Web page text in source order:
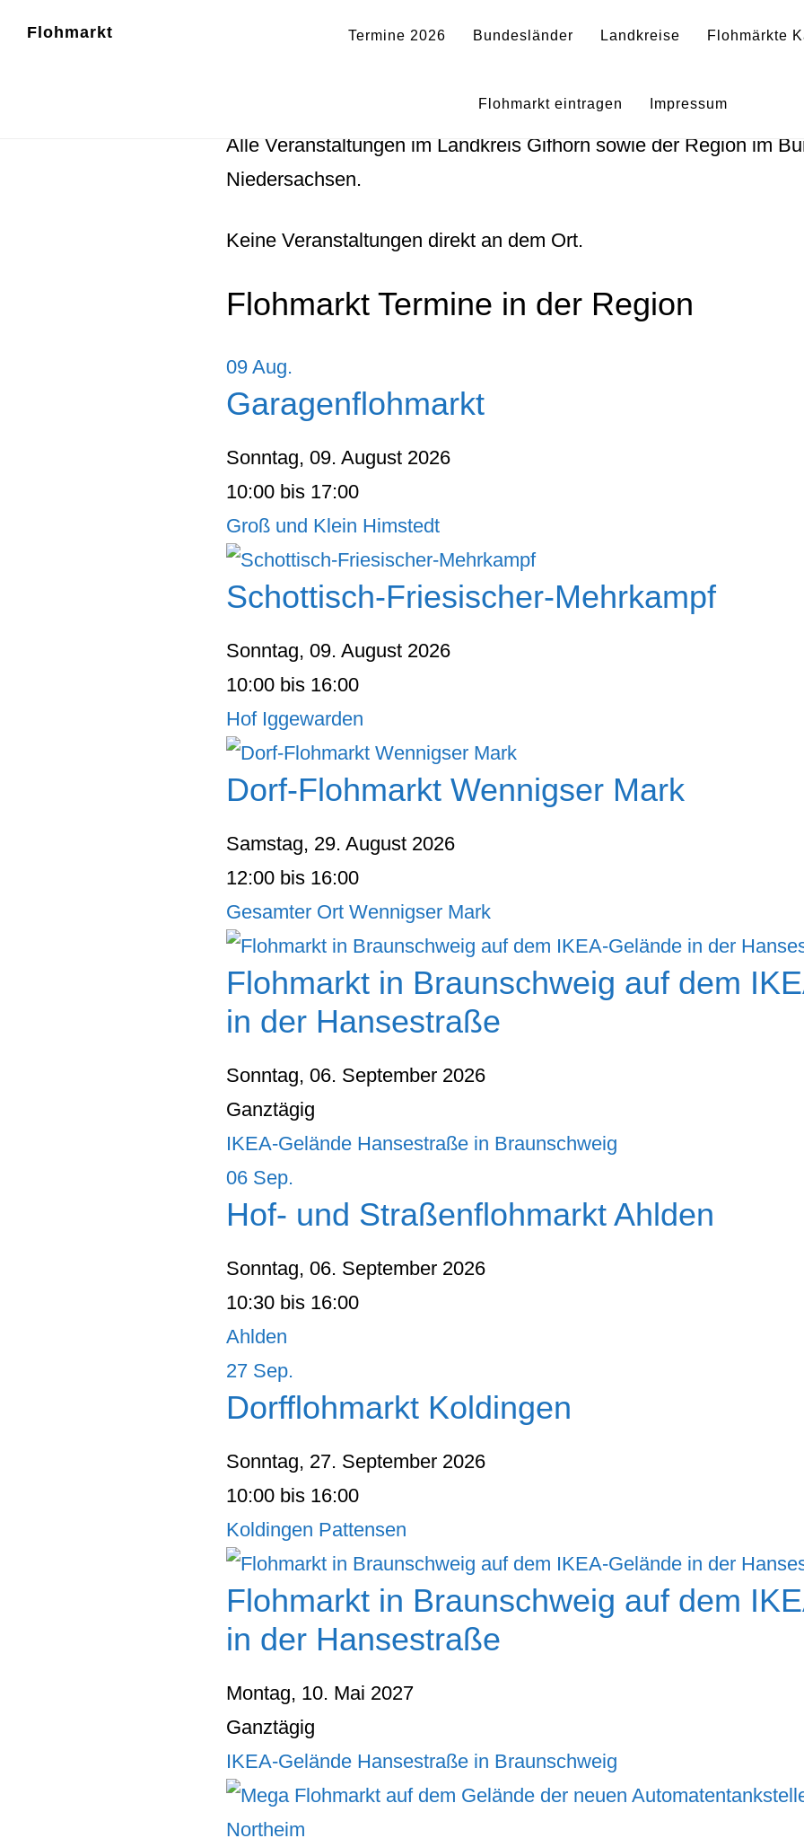
Flohmarkt Termine 2026 Bundesländer Landkreise Flohmärkte
Flohmarkt eintragen Impressum
Flohmärkte in Gifhorn und der Umgebung
Alle Veranstaltungen im Landkreis Gifhorn sowie der Region im
Niedersachsen.
Keine Veranstaltungen direkt an dem Ort.
Flohmarkt Termine in der Region
09 Aug.
Garagenflohmarkt
Sonntag, 09. August 2026
10:00 bis 17:00
Groß und Klein Himstedt
Schottisch-Friesischer-Mehrkampf
Sonntag, 09. August 2026
10:00 bis 16:00
Hof Iggewarden
Dorf-Flohmarkt Wennigser Mark
Samstag, 29. August 2026
12:00 bis 16:00
Gesamter Ort Wennigser Mark
Flohmarkt in Braunschweig auf dem
in der Hansestraße
Sonntag, 06. September 2026
Ganztägig
IKEA-Gelände Hansestraße in Braunschweig
06 Sep.
Hof- und Straßenflohmarkt Ahlden
Sonntag, 06. September 2026
10:30 bis 16:00
Ahlden
27 Sep.
Dorfflohmarkt Koldingen
Sonntag, 27. September 2026
10:00 bis 16:00
Koldingen Pattensen
Flohmarkt in Braunschweig auf dem
in der Hansestraße
Montag, 10. Mai 2027
Ganztägig
IKEA-Gelände Hansestraße in Braunschweig